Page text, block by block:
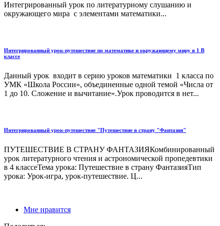
Интегрированный урок по литературному слушанию и
окружающего мира с элементами математики...
Интегрированный урок-путешествие по математике и окружающему миру в 1 В
классе
Данный урок входит в серию уроков математики 1 класса по
УМК «Школа России», объединенные одной темой «Числа от
1 до 10. Сложение и вычитание».Урок проводится в нет...
Интегрированный урок-путешествие "Путешествие в страну "Фантазия"
ПУТЕШЕСТВИЕ В СТРАНУ ФАНТАЗИЯКомбинированный
урок литературного чтения и астрономической пропедевтики
в 4 классеТема урока: Путешествие в страну ФантазияТип
урока: Урок-игра, урок-путешествие. Ц...
Мне нравится